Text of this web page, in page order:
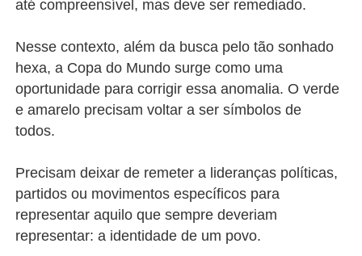
até compreensível, mas deve ser remediado.
Nesse contexto, além da busca pelo tão sonhado
hexa, a Copa do Mundo surge como uma
oportunidade para corrigir essa anomalia. O verde
e amarelo precisam voltar a ser símbolos de
todos.
Precisam deixar de remeter a lideranças políticas,
partidos ou movimentos específicos para
representar aquilo que sempre deveriam
representar: a identidade de um povo.